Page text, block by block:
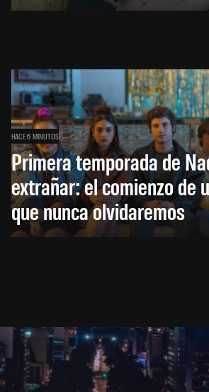
HACE 6 MINUTOS
Primera temporada de
extrañar: el comienzo de
que nunca olvidaremos